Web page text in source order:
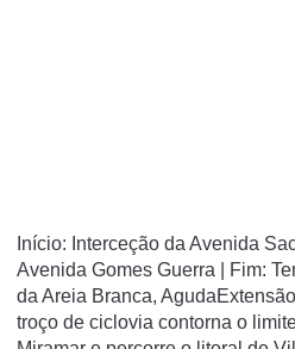
Início: Interceção da Avenida
Avenida Gomes Guerra | Fim:
da Areia Branca,
troço de ciclovia contorna o